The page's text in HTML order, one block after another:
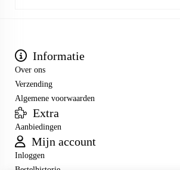
Informatie
Over ons
Verzending
Algemene voorwaarden
Extra
Aanbiedingen
Mijn account
Inloggen